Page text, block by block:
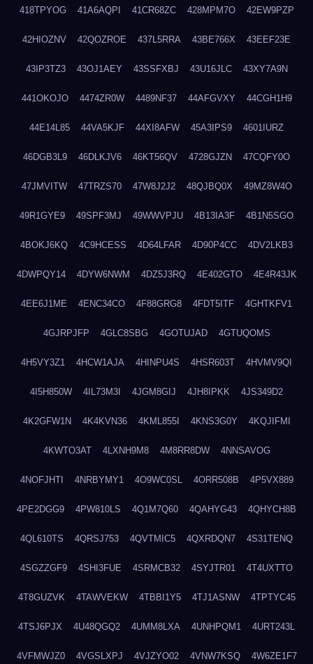
418TPYOG 41A6AQPI 41CR68ZC 428MPM7O 42EW9PZP
42HIOZNV 42QOZROE 437L5RRA 43BE766X 43EEF23E
43IP3TZ3 43OJ1AEY 43SSFXBJ 43U16JLC 43XY7A9N
441OKOJO 4474ZR0W 4489NF37 44AFGVXY 44CGH1H9
44E14L85 44VA5KJF 44XI8AFW 45A3IPS9 4601IURZ
46DGB3L9 46DLKJV6 46KT56QV 4728GJZN 47CQFY0O
47JMVITW 47TRZS70 47W8J2J2 48QJBQ0X 49MZ8W4O
49R1GYE9 49SPF3MJ 49WWVPJU 4B13IA3F 4B1N5SGO
4BOKJ6KQ 4C9HCESS 4D64LFAR 4D90P4CC 4DV2LKB3
4DWPQY14 4DYW6NWM 4DZ5J3RQ 4E402GTO 4E4R43JK
4EE6J1ME 4ENC34CO 4F88GRG8 4FDT5ITF 4GHTKFV1
4GJRPJFP 4GLC8SBG 4GOTUJAD 4GTUQOMS
4H5VY3Z1 4HCW1AJA 4HINPU4S 4HSR603T 4HVMV9QI
4I5H850W 4IL73M3I 4JGM8GIJ 4JH8IPKK 4JS349D2
4K2GFW1N 4K4KVN36 4KML855I 4KNS3G0Y 4KQJIFMI
4KWTO3AT 4LXNH9M8 4M8RR8DW 4NNSAVOG
4NOFJHTI 4NRBYMY1 4O9WC0SL 4ORR508B 4P5VX889
4PE2DGG9 4PW810LS 4Q1M7Q60 4QAHYG43 4QHYCH8B
4QL610TS 4QRSJ753 4QVTMIC5 4QXRDQN7 4S31TENQ
4SGZZGF9 4SHI3FUE 4SRMCB32 4SYJTR01 4T4UXTTO
4T8GUZVK 4TAWVEKW 4TBBI1Y5 4TJ1ASNW 4TPTYC45
4TSJ6PJX 4U48QGQ2 4UMM8LXA 4UNHPQM1 4URT243L
4VFMWJZ0 4VGSLXPJ 4VJZYO02 4VNW7KSQ 4W6ZE1F7